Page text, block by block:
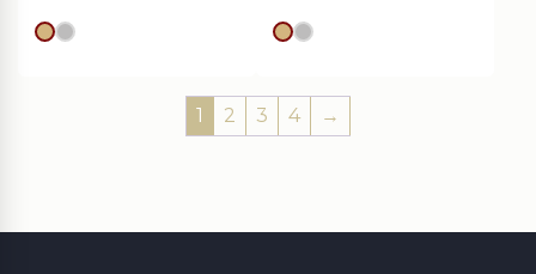
Goldes
silver Goldes
silver
1 2 3 4 →